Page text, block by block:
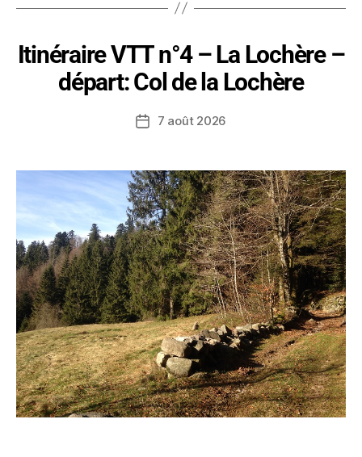
Itinéraire VTT n°4 – La Lochère –
départ: Col de la Lochère
7 août 2026